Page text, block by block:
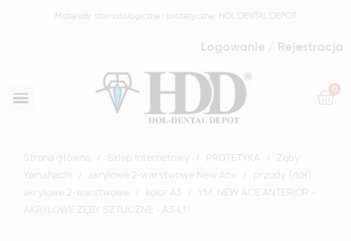
Materiały stomatologiczne i protetyczne: HOL DENTAL DEPOT
Logowanie / Rejestracja
Strona główna Sklep Internetowy PROTETYKA
Zęby
Yamahachi
akrylowe 2-warstwowe New Ace
przody (dół)
akrylowe 2-warstwowe
kolor A3
YM. NEW ACE ANTERIOR -
AKRYLOWE ZĘBY SZTUCZNE - A3-L11